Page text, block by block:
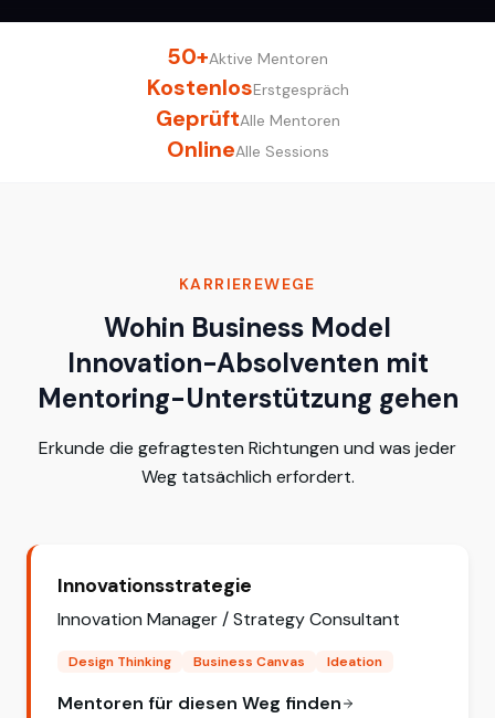
50+Aktive Mentoren
KostenlosErstgespräch
GeprüftAlle Mentoren
OnlineAlle Sessions
KARRIEREWEGE
Wohin Business Model
Innovation-Absolventen mit
Mentoring-Unterstützung gehen
Erkunde die gefragtesten Richtungen und was jeder
Weg tatsächlich erfordert.
Innovationsstrategie
Innovation Manager / Strategy Consultant
Design Thinking Business Canvas Ideation
Mentoren für diesen Weg finden